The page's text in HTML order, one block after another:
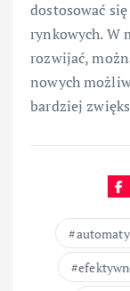
dostosować
rynkowych. W
rozwijać,
nowych
bardziej